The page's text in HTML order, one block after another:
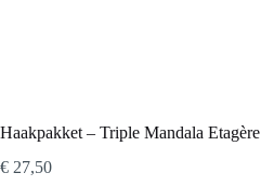
Haakpakket – Triple Mandala Etagère
€ 27,50